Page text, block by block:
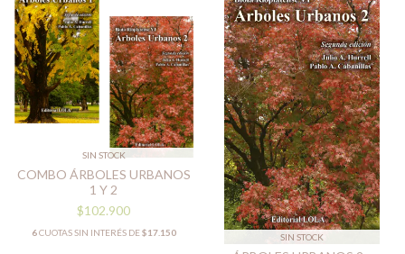
SIN STOCK
COMBO ÁRBOLES URBANOS
1 Y 2
$102.900
6CUOTAS SIN INTERÉS DE$17.150 SIN STOCK